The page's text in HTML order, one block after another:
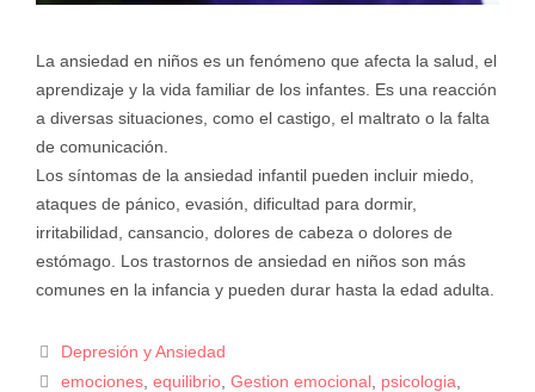
La ansiedad en niños es un fenómeno que afecta la salud, el
aprendizaje y la vida familiar de los infantes. Es una reacción
a diversas situaciones, como el castigo, el maltrato o la falta
de comunicación.
Los síntomas de la ansiedad infantil pueden incluir miedo,
ataques de pánico, evasión, dificultad para dormir,
irritabilidad, cansancio, dolores de cabeza o dolores de
estómago. Los trastornos de ansiedad en niños son más
comunes en la infancia y pueden durar hasta la edad adulta.
Depresión y Ansiedad
emociones ,equilibrio ,Gestion emocional psicologia